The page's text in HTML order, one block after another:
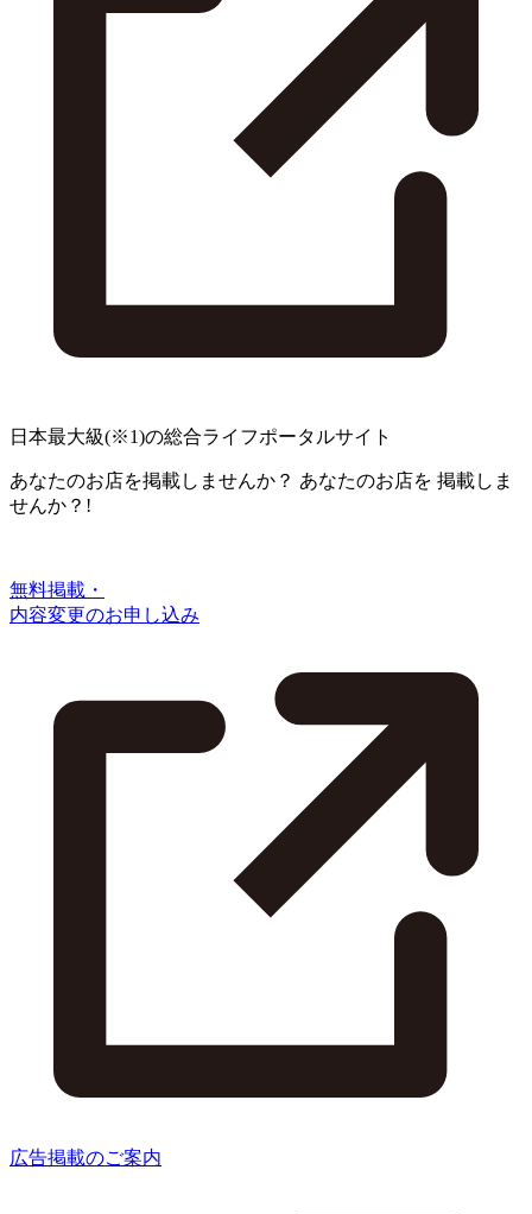
日本最大級(※1)の総合ライフポータルサイト
あなたのお店を掲載しませんか？ あなたのお店を 掲載しま
せんか？!
無料掲載・
内容変更のお申し込み
広告掲載のご案内